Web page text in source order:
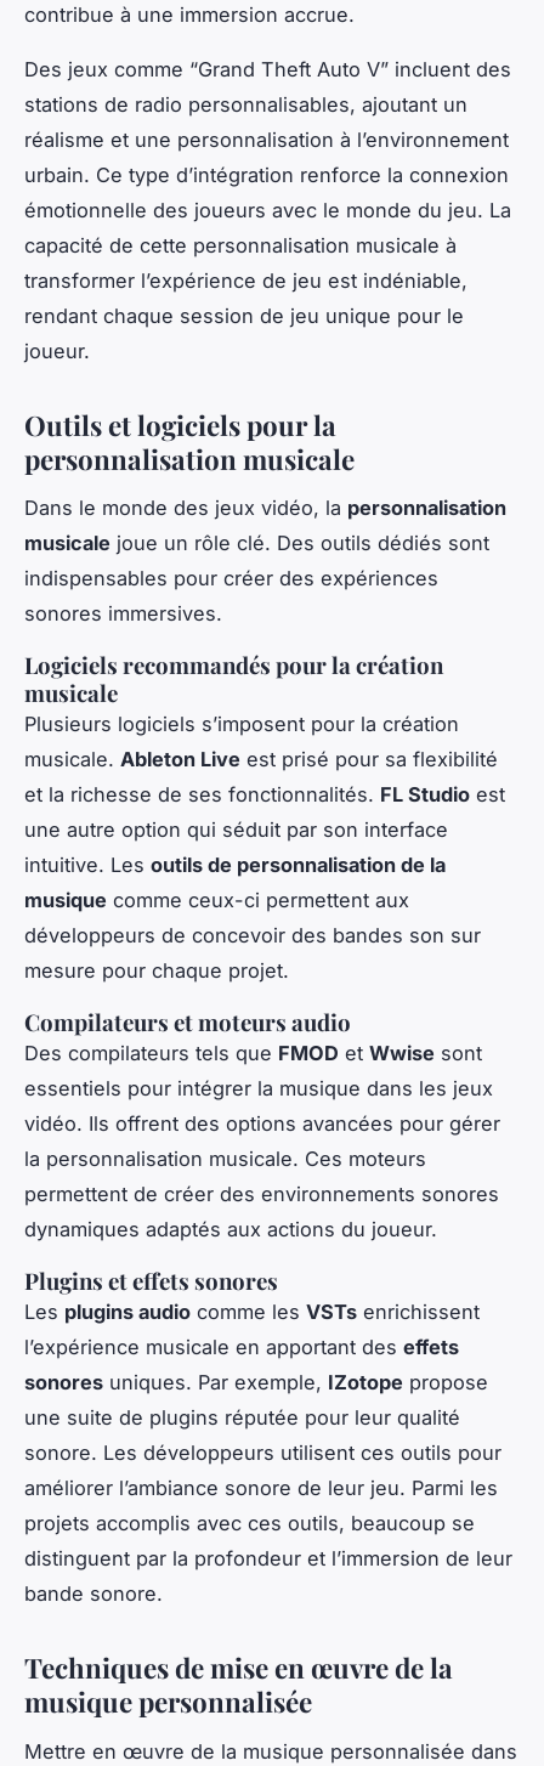
contribue à une immersion accrue.
Des jeux comme “Grand Theft Auto V” incluent des
stations de radio personnalisables, ajoutant un
réalisme et une personnalisation à l’environnement
urbain. Ce type d’intégration renforce la connexion
émotionnelle des joueurs avec le monde du jeu. La
capacité de cette personnalisation musicale à
transformer l’expérience de jeu est indéniable,
rendant chaque session de jeu unique pour le
joueur.
Outils et logiciels pour la
personnalisation musicale
Dans le monde des jeux vidéo, la personnalisation
musicale joue un rôle clé. Des outils dédiés sont
indispensables pour créer des expériences
sonores immersives.
Logiciels recommandés pour la création
musicale
Plusieurs logiciels s’imposent pour la création
musicale. Ableton Live est prisé pour sa flexibilité
et la richesse de ses fonctionnalités. FL Studio est
une autre option qui séduit par son interface
intuitive. Les outils de personnalisation de la
musique comme ceux-ci permettent aux
développeurs de concevoir des bandes son sur
mesure pour chaque projet.
Compilateurs et moteurs audio
Des compilateurs tels que FMOD et Wwise sont
essentiels pour intégrer la musique dans les jeux
vidéo. Ils offrent des options avancées pour gérer
la personnalisation musicale. Ces moteurs
permettent de créer des environnements sonores
dynamiques adaptés aux actions du joueur.
Plugins et effets sonores
Les plugins audio comme les VSTs enrichissent
l’expérience musicale en apportant des effets
sonores uniques. Par exemple, IZotope propose
une suite de plugins réputée pour leur qualité
sonore. Les développeurs utilisent ces outils pour
améliorer l’ambiance sonore de leur jeu. Parmi les
projets accomplis avec ces outils, beaucoup se
distinguent par la profondeur et l’immersion de leur
bande sonore.
Techniques de mise en œuvre de la
musique personnalisée
Mettre en œuvre de la musique personnalisée dans